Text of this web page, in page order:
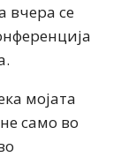
вчера се
мојата
само во